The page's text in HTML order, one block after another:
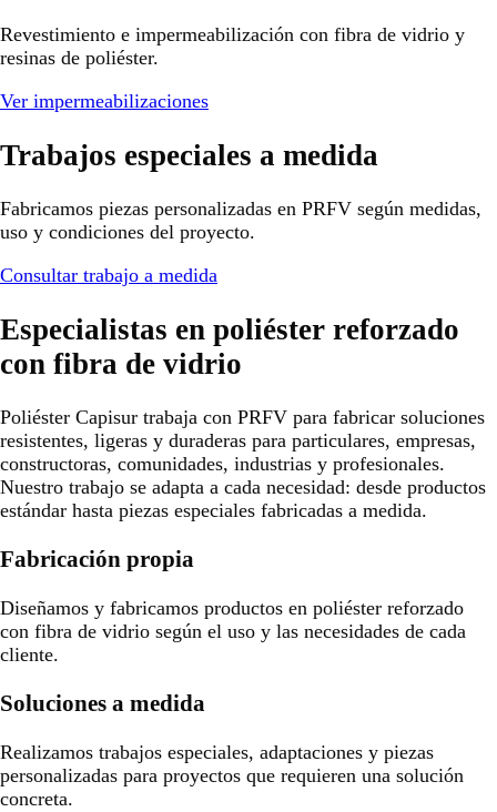
Revestimiento e impermeabilización con fibra de vidrio y
resinas de poliéster.
Ver impermeabilizaciones
Trabajos especiales a medida
Fabricamos piezas personalizadas en PRFV según medidas,
uso y condiciones del proyecto.
Consultar trabajo a medida
Especialistas en poliéster reforzado
con fibra de vidrio
Poliéster Capisur trabaja con PRFV para fabricar soluciones
resistentes, ligeras y duraderas para particulares, empresas,
constructoras, comunidades, industrias y profesionales.
Nuestro trabajo se adapta a cada necesidad: desde productos
estándar hasta piezas especiales fabricadas a medida.
Fabricación propia
Diseñamos y fabricamos productos en poliéster reforzado
con fibra de vidrio según el uso y las necesidades de cada
cliente.
Soluciones a medida
Realizamos trabajos especiales, adaptaciones y piezas
personalizadas para proyectos que requieren una solución
concreta.